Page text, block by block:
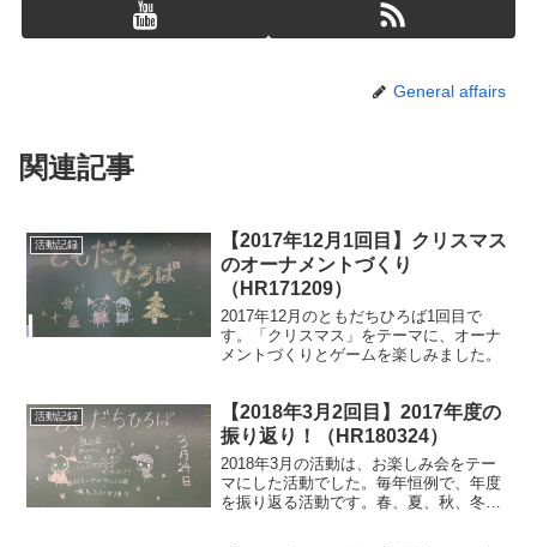
General affairs
関連記事
活動記録
【2017年12月1回目】クリスマス
のオーナメントづくり
（HR171209）
2017年12月のともだちひろば1回目で
す。「クリスマス」をテーマに、オーナ
メントづくりとゲームを楽しみました。
活動記録
【2018年3月2回目】2017年度の
振り返り！（HR180324）
2018年3月の活動は、お楽しみ会をテー
マにした活動でした。毎年恒例で、年度
を振り返る活動です。春、夏、秋、冬、